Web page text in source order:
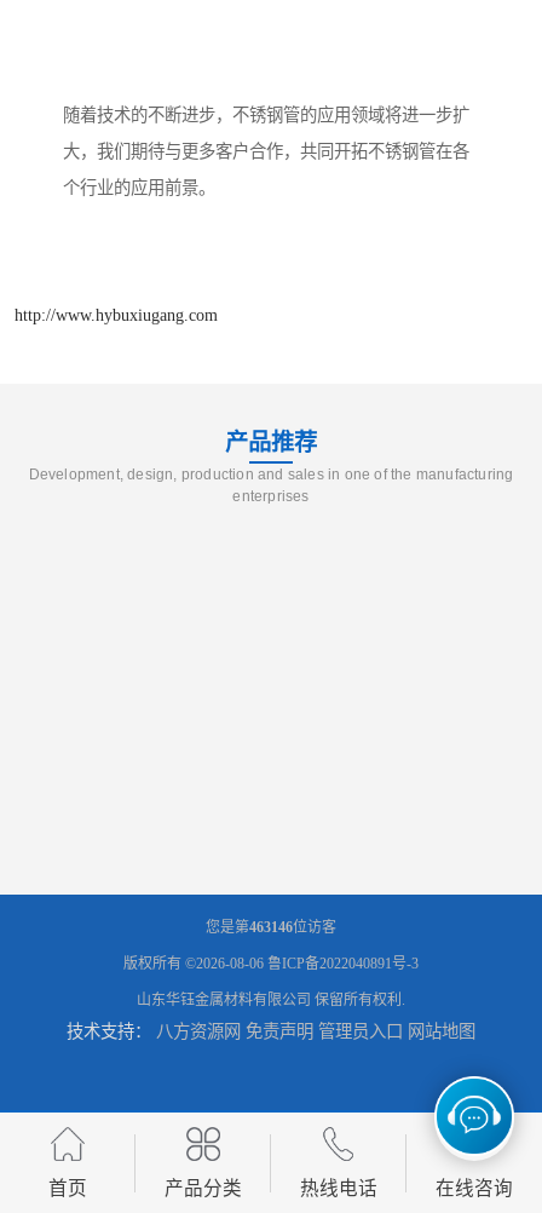
随着技术的不断进步，不锈钢管的应用领域将进一步扩
大，我们期待与更多客户合作，共同开拓不锈钢管在各
个行业的应用前景。
http://www.hybuxiugang.com
产品推荐
Development, design, production and sales in one of the manufacturing
enterprises
您是第463146位访客
版权所有 ©2026-08-06 鲁ICP备2022040891号-3
山东华钰金属材料有限公司 保留所有权利.
技术支持： 八方资源网 免责声明 管理员入口 网站地图
首页 产品分类 热线电话 在线咨询